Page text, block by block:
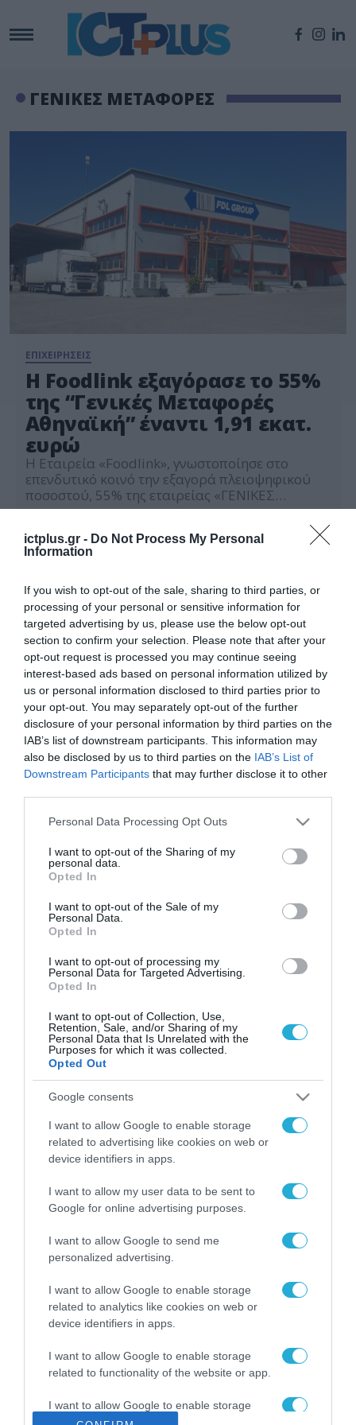
ictplus.gr - Do Not Process My Personal
Information
If you wish to opt-out of the sale, sharing to third parties, or
processing of your personal or sensitive information for
targeted advertising by us, please use the below opt-out
section to confirm your selection. Please note that after your
opt-out request is processed you may continue seeing
interest-based ads based on personal information utilized by
us or personal information disclosed to third parties prior to
your opt-out. You may separately opt-out of the further
disclosure of your personal information by third parties on the
IAB’s list of downstream participants. This information may
also be disclosed by us to third parties on the IAB’s List of
Downstream Participants that may further disclose it to other
Please note that this website/app uses one or more Google
not limited to your visit or usage behaviour. You may click to
grant or deny consent to Google and its third-party tags to
use your data for below specified purposes in below Google
consent section.
Personal Data Processing Opt Outs
I want to opt-out of the Sharing of my
personal data.
Opted In
I want to opt-out of the Sale of my
Personal Data.
Opted In
I want to opt-out of processing my
Personal Data for Targeted Advertising.
Opted In
I want to opt-out of Collection, Use,
Retention, Sale, and/or Sharing of my
Personal Data that Is Unrelated with the
Purposes for which it was collected.
Opted Out
Google consents
I want to allow Google to enable storage
related to advertising like cookies on web or
device identifiers in apps.
I want to allow my user data to be sent to
Google for online advertising purposes.
I want to allow Google to send me
personalized advertising.
I want to allow Google to enable storage
related to analytics like cookies on web or
device identifiers in apps.
I want to allow Google to enable storage
related to functionality of the website or app.
I want to allow Google to enable storage
related to personalization.
ΓΕΝΙΚΕΣ ΜΕΤΑΦΟΡΕΣ
ΕΠΙΧΕΙΡΗΣΕΙΣ
H Foodlink εξαγόρασε το 55%
της “Γενικές Μεταφορές
Αθηναϊκή” έναντι 1,91 εκατ.
ευρώ
Η Εταιρεία «Foodlink», γνωστοποίησε στο
επενδυτικό κοινό την εξαγορά πλειοψηφικού
ποσοστού, 55% της εταιρείας «ΓΕΝΙΚΕΣ
ΜΕΤΑΦΟΡΕΣ – ΑΘΗΝΑΪΚΗ ΑΝΩΝΥΜΟΣ
ΑΘΗΝΑΪΚΗ Α.Ε. δραστηριοποιείται στο χώρο
των εθνικών μεταφορών από το 1969. Με
πόλεις και ένα ευρύ δίκτυο αντιπροσώπων και
ανταποκριτών, προσφέρει ένα πλήρες φάσμα
υπηρεσιών μεταφορών και […]
ΡΟΗ ΕΙΔΗΣΕΩΝ
Το χρηματοδοτούμενο
από την ΕΕ έργο “The
Gaming Police”
ενισχύει την ασφάλεια
των παιδιών στο
διαδίκτυο
31.07.2026
ΑΑΔΕ: Διευκρινίσεις
για τα πρόστιμα σε
αφορούν τους ΦΗΜ
Σ. Καλαφάτης: «Η
Τεχνητή Νοημοσύνη
δεν είναι απλώς μια
μια νέα βιομηχανική
επανάσταση»
Νέος οδηγός του ΕΚΤ
των ελληνικών